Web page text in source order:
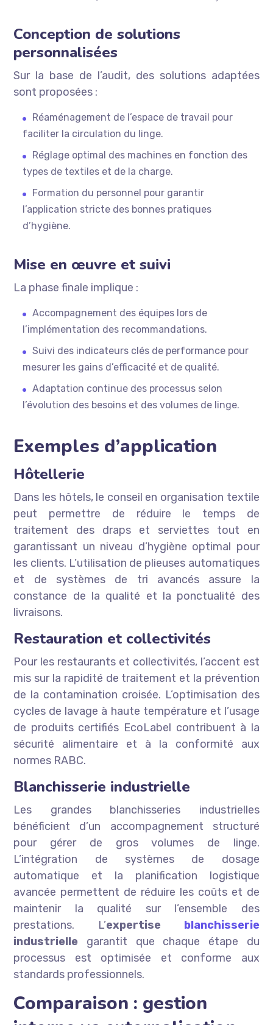
Conception de solutions
personnalisées
Sur la base de l’audit, des solutions adaptées
sont proposées :
Réaménagement de l’espace de travail pour
faciliter la circulation du linge.
Réglage optimal des machines en fonction des
types de textiles et de la charge.
Formation du personnel pour garantir
l’application stricte des bonnes pratiques
d’hygiène.
Mise en œuvre et suivi
La phase finale implique :
Accompagnement des équipes lors de
l’implémentation des recommandations.
Suivi des indicateurs clés de performance pour
mesurer les gains d’efficacité et de qualité.
Adaptation continue des processus selon
l’évolution des besoins et des volumes de linge.
Exemples d’application
Hôtellerie
Dans les hôtels, le conseil en organisation textile
peut permettre de réduire le temps de
traitement des draps et serviettes tout en
garantissant un niveau d’hygiène optimal pour
les clients. L’utilisation de plieuses automatiques
et de systèmes de tri avancés assure la
constance de la qualité et la ponctualité des
livraisons.
Restauration et collectivités
Pour les restaurants et collectivités, l’accent est
mis sur la rapidité de traitement et la prévention
de la contamination croisée. L’optimisation des
cycles de lavage à haute température et l’usage
de produits certifiés EcoLabel contribuent à la
sécurité alimentaire et à la conformité aux
normes RABC.
Blanchisserie industrielle
Les grandes blanchisseries industrielles
bénéficient d’un accompagnement structuré
pour gérer de gros volumes de linge.
L’intégration de systèmes de dosage
automatique et la planification logistique
avancée permettent de réduire les coûts et de
maintenir la qualité sur l’ensemble des
prestations. L’expertise blanchisserie
industrielle garantit que chaque étape du
processus est optimisée et conforme aux
standards professionnels.
Comparaison : gestion